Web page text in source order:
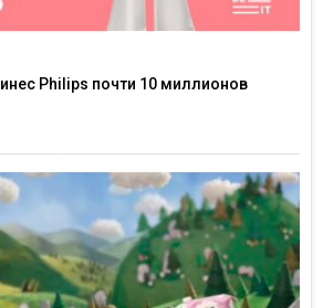
Philips почти 10 миллионов